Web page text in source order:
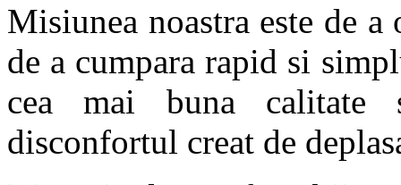
Misiunea noastra este de
de a cumpara rapid si
cea mai buna calitate
disconfortul creat de